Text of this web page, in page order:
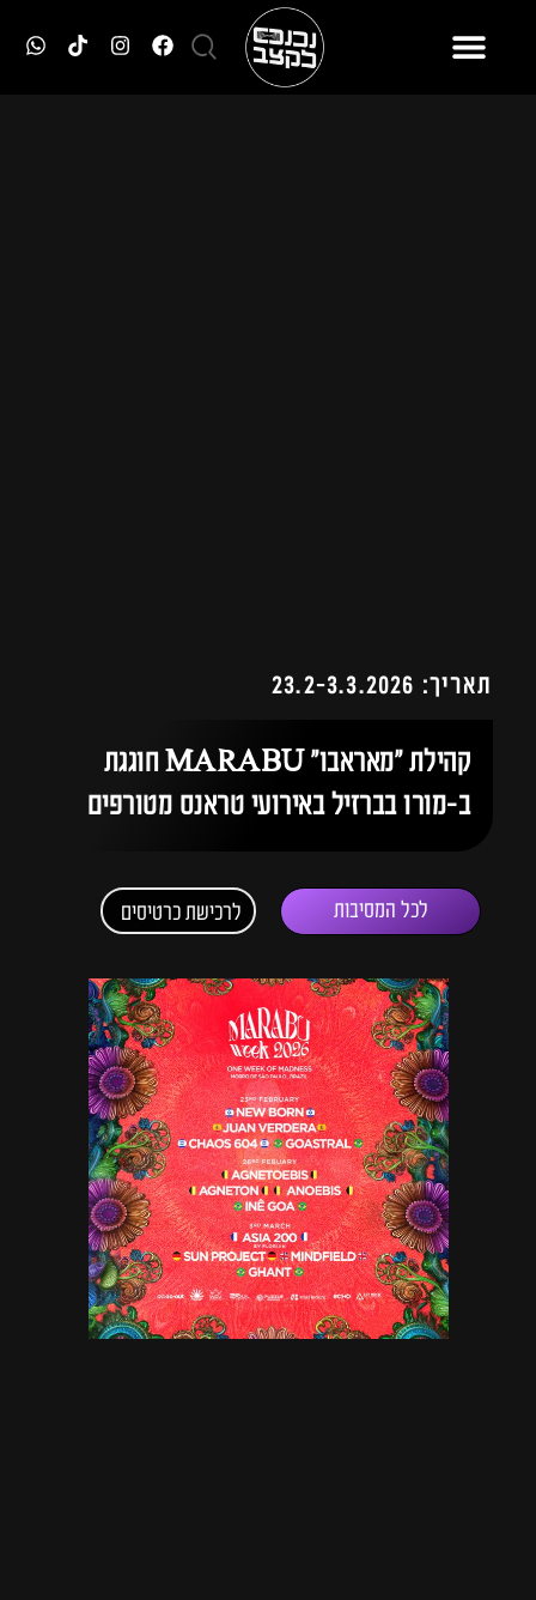
תאריך: 23.2-3.3.2026
קהילת ״מאראבו״ MARABU חוגגת
ב-מורו בברזיל באירועי טראנס מטורפים
לכל המסיבות לרכישת כרטיסים